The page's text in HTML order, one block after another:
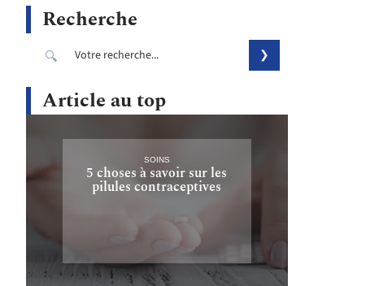
Recherche
Article au top
SOINS
5 choses à savoir sur les
pilules contraceptives